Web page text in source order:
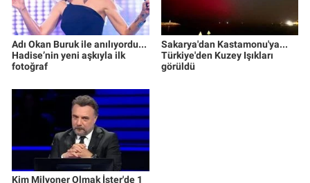
Adı Okan Buruk ile anılıyordu...
Hadise’nin yeni aşkıyla ilk
fotoğraf
Sakarya'dan Kastamonu'ya...
Türkiye'den Kuzey Işıkları
görüldü
Kim Milyoner Olmak İster'de 1